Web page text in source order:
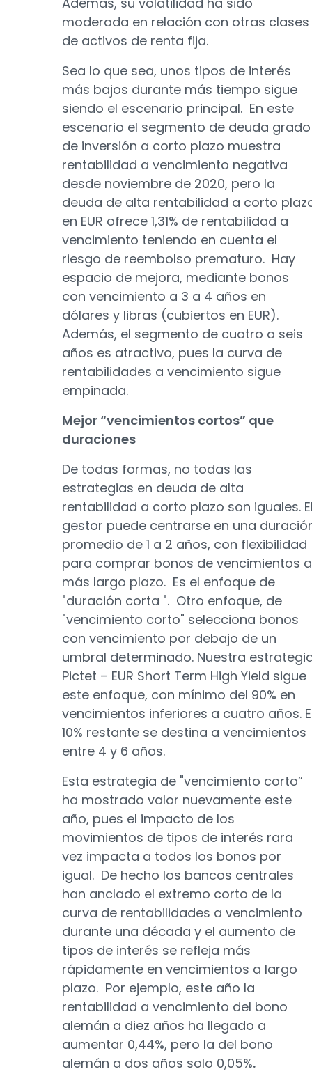
moderada en relación con otras clases
de activos de renta fija.
Sea lo que sea, unos tipos de interés
más bajos durante más tiempo sigue
siendo el escenario principal. En este
escenario el segmento de deuda grado
de inversión a corto plazo muestra
rentabilidad a vencimiento negativa
desde noviembre de 2020, pero la
deuda de alta rentabilidad a corto
en EUR ofrece 1,31% de rentabilidad a
vencimiento teniendo en cuenta el
riesgo de reembolso prematuro. Hay
espacio de mejora, mediante bonos
con vencimiento a 3 a 4 años en
dólares y libras (cubiertos en EUR).
Además, el segmento de cuatro a seis
años es atractivo, pues la curva de
rentabilidades a vencimiento sigue
empinada.
Mejor “vencimientos cortos” que
duraciones
De todas formas, no todas las
estrategias en deuda de alta
rentabilidad a corto plazo son iguales.
gestor puede centrarse en una
promedio de 1 a 2 años, con flexibilidad
para comprar bonos de vencimientos a
más largo plazo. Es el enfoque de
"duración corta ". Otro enfoque, de
"vencimiento corto" selecciona bonos
con vencimiento por debajo de un
umbral determinado. Nuestra
Pictet – EUR Short Term High Yield sigue
este enfoque, con mínimo del 90% en
vencimientos inferiores a cuatro años.
10% restante se destina a vencimientos
entre 4 y 6 años.
Esta estrategia de "vencimiento corto”
ha mostrado valor nuevamente este
año, pues el impacto de los
movimientos de tipos de interés rara
vez impacta a todos los bonos por
igual. De hecho los bancos centrales
han anclado el extremo corto de la
curva de rentabilidades a vencimiento
durante una década y el aumento de
tipos de interés se refleja más
rápidamente en vencimientos a largo
plazo. Por ejemplo, este año la
rentabilidad a vencimiento del bono
alemán a diez años ha llegado a
aumentar 0,44%, pero la del bono
alemán a dos años solo 0,05%.